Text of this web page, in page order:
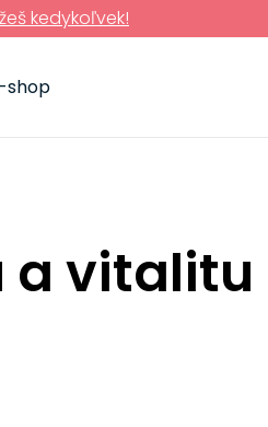
kedykoľvek!
shop
a vitalitu